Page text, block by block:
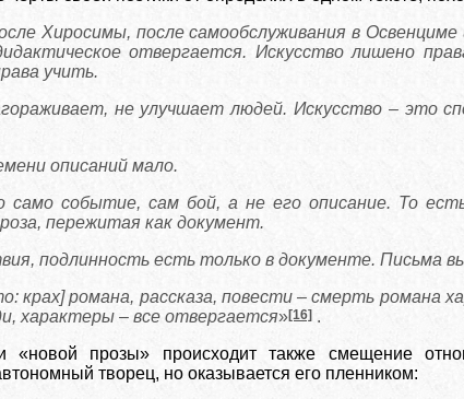
Хиросимы, после самообслуживания в
отвергается. Искусство лишено
учить.
не улучшает людей. Искусство – это
описаний мало.
само событие, сам бой, а не его описание. То
пережитая как документ.
подлинность есть только в документе. Письма
крах] романа, рассказа, повести – смерть романа
характеры – все отвергается»[16] .
«новой прозы» происходит также смещение
творец, но оказывается его пленником: